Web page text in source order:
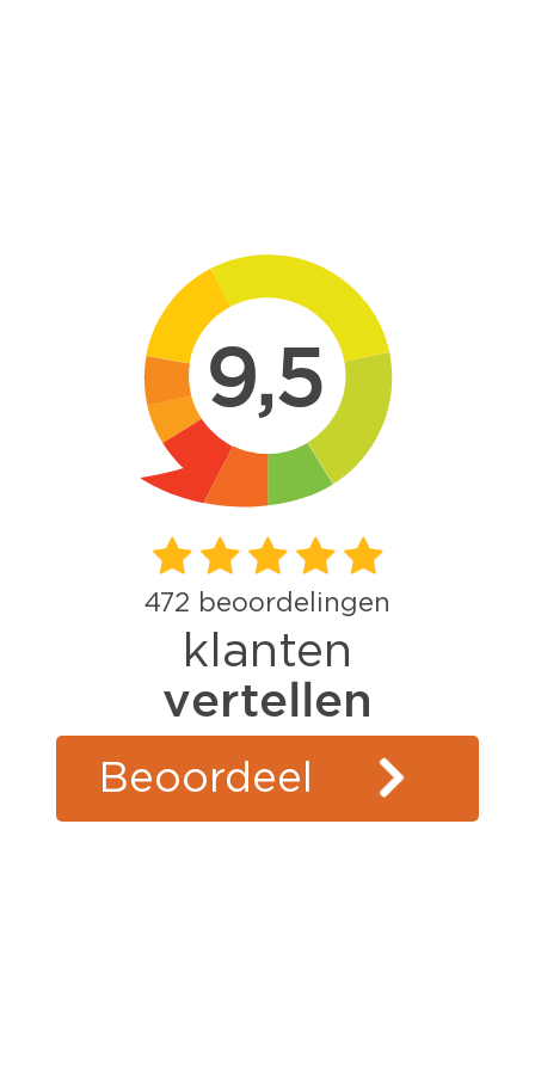
9,5
472 beoordelingen
klanten
vertellen
Beoordeel